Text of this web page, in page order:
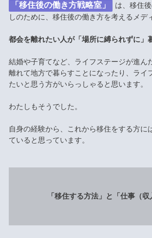
「移住後の働き方戦略室」
は、移住
しのために、移住後の働き方を考えるメデ
都会を離れたい人が「場所に縛られずに」
結婚や子育てなど、ライフステージが進ん
離れて地方で暮らすことになったり、ライ
たいと思う方がいらっしゃると思います。
わたしもそうでした。
自身の経験から、これから移住をする方に
ていると思っています。
「移住する方法」と「仕事（収